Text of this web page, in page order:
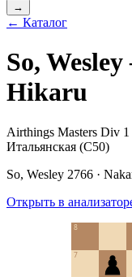
→
← Каталог
So,
Hikaru
Airthings Masters Div 1
Итальянская (C50)
So, Wesley 2766 ·
Открыть в
7
8